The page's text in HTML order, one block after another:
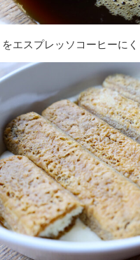
スプレッソコーヒーにく